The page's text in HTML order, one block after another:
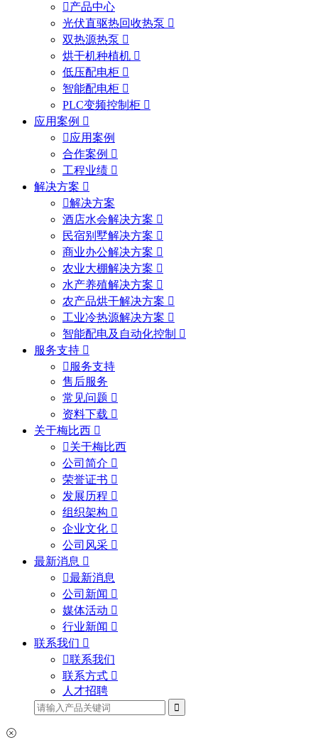
产品中心
光伏直驱热回收热泵
双热源热泵
烘干机种植机
低压配电柜
智能配电柜
PLC变频控制柜
应用案例
应用案例
合作案例
工程业绩
解决方案
解决方案
酒店水会解决方案
民宿别墅解决方案
商业办公解决方案
农业大棚解决方案
水产养殖解决方案
农产品烘干解决方案
工业冷热源解决方案
智能配电及自动化控制
服务支持
服务支持
售后服务
常见问题
资料下载
关于梅比西
关于梅比西
公司简介
荣誉证书
发展历程
组织架构
企业文化
公司风采
最新消息
最新消息
公司新闻
媒体活动
行业新闻
联系我们
联系我们
联系方式
人才招聘